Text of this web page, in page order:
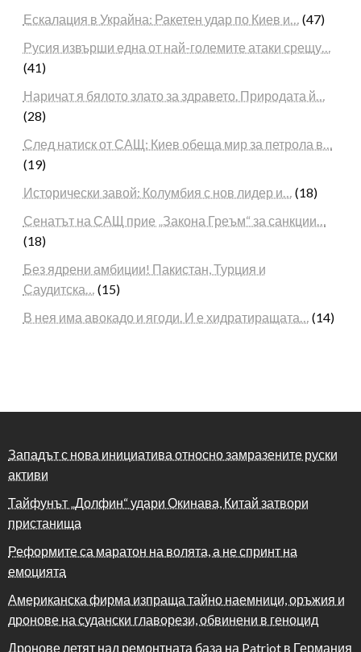
Ескалация в Украйна: Ракетен удар по Киев и… (47)
Русия извърши една от най-големите атаки срещу…
(41)
Наричат я бялото злато за здравето. Природата й…
(28)
След натиск от САЩ: Киев обеща мир за петрола в…
(19)
Исторически завой: Колумбия с нов лидер и… (18)
Сенатът на САЩ прие „Закона Греъм“ за санкции…
(18)
Без ядрени амбиции! Пакистан, Турция и
Саудитска… (15)
В нея има авокадо и ягоди. И е хидратиращата… (14)
Западът с нова инициатива относно замразените руски
активи
Тайфунът „Долфин“ удари Окинава, Китай затвори
пристанища
Реформите са маратон на волята, а не спринт на
емоцията
Американска фирма изпраща тайно наемници, оръжия и
дронове на судански главорези, обвинени в геноцид
Дронове летят над ремонтната база на Patriot в Германия